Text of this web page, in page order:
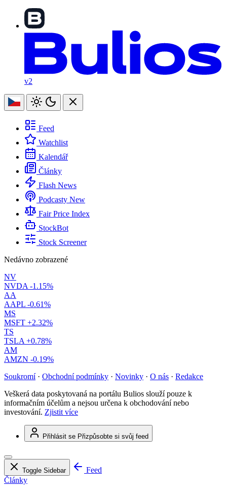
v2
Feed
Watchlist
Kalendář
Články
Flash News
Podcasty New
Fair Price Index
StockBot
Stock Screener
Nedávno zobrazené
NV
NVDA -1.15%
AA
AAPL -0.61%
MS
MSFT +2.32%
TS
TSLA +0.78%
AM
AMZN -0.19%
Soukromí · Obchodní podmínky · Novinky · O nás · Redakce
Veškerá data poskytovaná na portálu Bulios slouží pouze k
informačním účelům a nejsou určena k obchodování nebo
investování. Zjistit více
Přihlásit se Přizpůsobte si svůj feed
Toggle Sidebar
Feed
Články